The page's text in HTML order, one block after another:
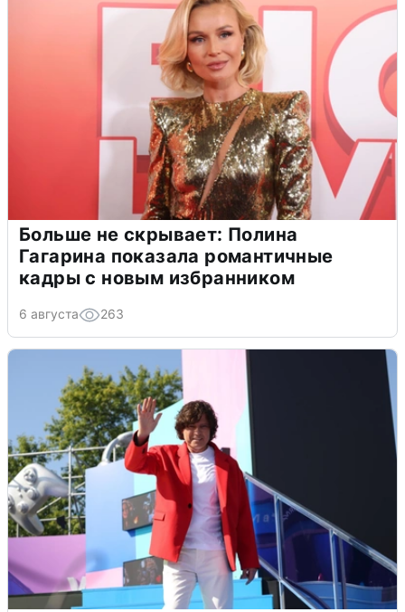
Больше не скрывает: Полина
Гагарина показала романтичные
кадры с новым избранником
6 августа 263